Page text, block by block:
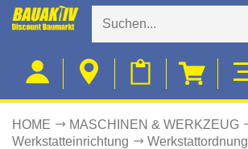
HOME
MASCHINEN & WERKZEUG
Werkstatteinrichtung
Werkstattordnung